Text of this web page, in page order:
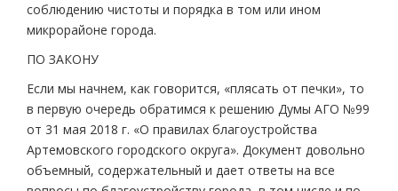
соблюдению чистоты и порядка в том или ином
микрорайоне города.
ПО ЗАКОНУ
Если мы начнем, как говорится, «плясать от печки», то
в первую очередь обратимся к решению Думы АГО №99
от 31 мая 2018 г. «О правилах благоустройства
Артемовского городского округа». Документ довольно
объемный, содержательный и дает ответы на все